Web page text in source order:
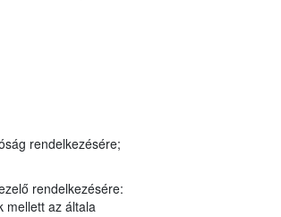
rendelkezésére;
rendelkezésére:
mellett az általa